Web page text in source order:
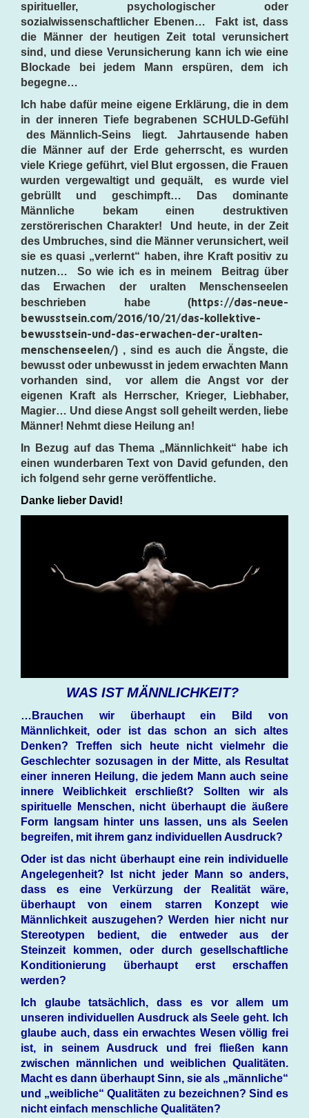
spiritueller, psychologischer oder
sozialwissenschaftlicher Ebenen… Fakt ist, dass
die Männer der heutigen Zeit total verunsichert
sind, und diese Verunsicherung kann ich wie eine
Blockade bei jedem Mann erspüren, dem ich
begegne…
Ich habe dafür meine eigene Erklärung, die in dem
in der inneren Tiefe begrabenen SCHULD-Gefühl
des Männlich-Seins liegt. Jahrtausende haben
die Männer auf der Erde geherrscht, es wurden
viele Kriege geführt, viel Blut ergossen, die Frauen
wurden vergewaltigt und gequält, es wurde viel
gebrüllt und geschimpft… Das dominante
Männliche bekam einen destruktiven
zerstörerischen Charakter! Und heute, in der Zeit
des Umbruches, sind die Männer verunsichert, weil
sie es quasi „verlernt“ haben, ihre Kraft positiv zu
nutzen… So wie ich es in meinem Beitrag über
das Erwachen der uralten Menschenseelen
beschrieben habe (https://das-neue-
bewusstsein.com/2016/10/21/das-kollektive-
bewusstsein-und-das-erwachen-der-uralten-
menschenseelen/) , sind es auch die Ängste, die
bewusst oder unbewusst in jedem erwachten Mann
vorhanden sind, vor allem die Angst vor der
eigenen Kraft als Herrscher, Krieger, Liebhaber,
Magier… Und diese Angst soll geheilt werden, liebe
Männer! Nehmt diese Heilung an!
In Bezug auf das Thema „Männlichkeit“ habe ich
einen wunderbaren Text von David gefunden, den
ich folgend sehr gerne veröffentliche.
Danke lieber David!
WAS IST MÄNNLICHKEIT?
…Brauchen wir überhaupt ein Bild von
Männlichkeit, oder ist das schon an sich altes
Denken? Treffen sich heute nicht vielmehr die
Geschlechter sozusagen in der Mitte, als Resultat
einer inneren Heilung, die jedem Mann auch seine
innere Weiblichkeit erschließt? Sollten wir als
spirituelle Menschen, nicht überhaupt die äußere
Form langsam hinter uns lassen, uns als Seelen
begreifen, mit ihrem ganz individuellen Ausdruck?
Oder ist das nicht überhaupt eine rein individuelle
Angelegenheit? Ist nicht jeder Mann so anders,
dass es eine Verkürzung der Realität wäre,
überhaupt von einem starren Konzept wie
Männlichkeit auszugehen? Werden hier nicht nur
Stereotypen bedient, die entweder aus der
Steinzeit kommen, oder durch gesellschaftliche
Konditionierung überhaupt erst erschaffen
werden?
Ich glaube tatsächlich, dass es vor allem um
unseren individuellen Ausdruck als Seele geht. Ich
glaube auch, dass ein erwachtes Wesen völlig frei
ist, in seinem Ausdruck und frei fließen kann
zwischen männlichen und weiblichen Qualitäten.
Macht es dann überhaupt Sinn, sie als „männliche“
und „weibliche“ Qualitäten zu bezeichnen? Sind es
nicht einfach menschliche Qualitäten?